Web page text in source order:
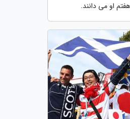
او می دانند.